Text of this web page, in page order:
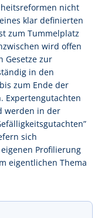
nicht
klar definierten
zum Tummelplatz
wird offen
Gesetze zur
in den
zum Ende der
Expertengutachten
werden in der
sich
Profilierung
eigentlichen Thema